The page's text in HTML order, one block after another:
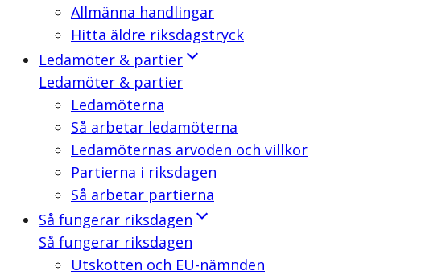
Allmänna handlingar
Hitta äldre riksdagstryck
Ledamöter & partier
Ledamöter & partier
Ledamöterna
Så arbetar ledamöterna
Ledamöternas arvoden och villkor
Partierna i riksdagen
Så arbetar partierna
Så fungerar riksdagen
Så fungerar riksdagen
Utskotten och EU-nämnden